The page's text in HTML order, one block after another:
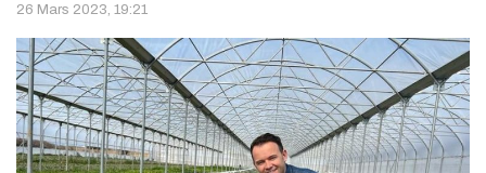
26 Mars 2023, 19:21